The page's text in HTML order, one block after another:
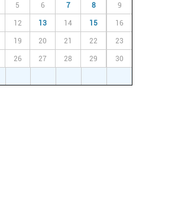
5 6 7 8 9
12 13 14 15 16
19 20 21 22 23
26 27 28 29 30